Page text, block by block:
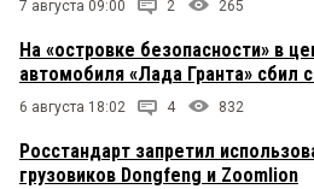
7 августа 09:00 2 265
На «островке безопасности» в
автомобиля «Лада Гранта» сбил
6 августа 18:02 4 832
Росстандарт запретил
грузовиков Dongfeng и Zoomlion